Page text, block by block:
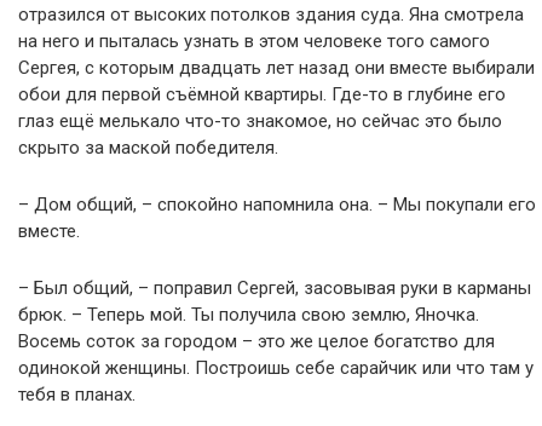
отразился от высоких потолков здания суда. Яна смотрела
на него и пыталась узнать в этом человеке того самого
Сергея, с которым двадцать лет назад они вместе выбирали
обои для первой съёмной квартиры. Где-то в глубине его
глаз ещё мелькало что-то знакомое, но сейчас это было
скрыто за маской победителя.
– Дом общий, – спокойно напомнила она. – Мы покупали его
вместе.
– Был общий, – поправил Сергей, засовывая руки в карманы
брюк. – Теперь мой. Ты получила свою землю, Яночка.
Восемь соток за городом – это же целое богатство для
одинокой женщины. Построишь себе сарайчик или что там у
тебя в планах.